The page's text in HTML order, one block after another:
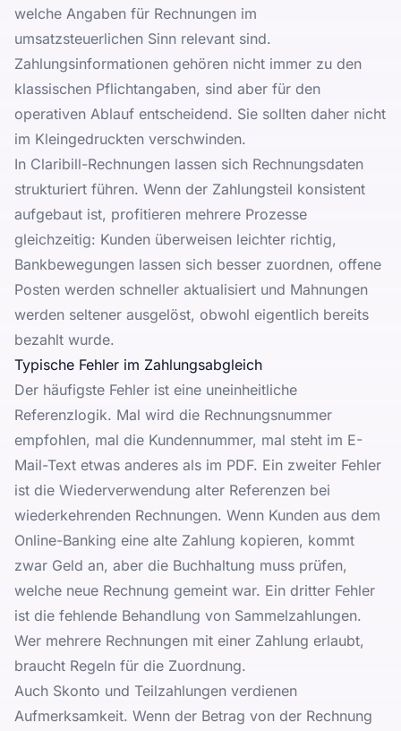
welche Angaben für Rechnungen im
umsatzsteuerlichen Sinn relevant sind.
Zahlungsinformationen gehören nicht immer zu den
klassischen Pflichtangaben, sind aber für den
operativen Ablauf entscheidend. Sie sollten daher nicht
im Kleingedruckten verschwinden.
In Claribill-Rechnungen lassen sich Rechnungsdaten
strukturiert führen. Wenn der Zahlungsteil konsistent
aufgebaut ist, profitieren mehrere Prozesse
gleichzeitig: Kunden überweisen leichter richtig,
Bankbewegungen lassen sich besser zuordnen, offene
Posten werden schneller aktualisiert und Mahnungen
werden seltener ausgelöst, obwohl eigentlich bereits
bezahlt wurde.
Typische Fehler im Zahlungsabgleich
Der häufigste Fehler ist eine uneinheitliche
Referenzlogik. Mal wird die Rechnungsnummer
empfohlen, mal die Kundennummer, mal steht im E-
Mail-Text etwas anderes als im PDF. Ein zweiter Fehler
ist die Wiederverwendung alter Referenzen bei
wiederkehrenden Rechnungen. Wenn Kunden aus dem
Online-Banking eine alte Zahlung kopieren, kommt
zwar Geld an, aber die Buchhaltung muss prüfen,
welche neue Rechnung gemeint war. Ein dritter Fehler
ist die fehlende Behandlung von Sammelzahlungen.
Wer mehrere Rechnungen mit einer Zahlung erlaubt,
braucht Regeln für die Zuordnung.
Auch Skonto und Teilzahlungen verdienen
Aufmerksamkeit. Wenn der Betrag von der Rechnung